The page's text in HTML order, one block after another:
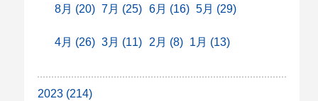
8月 (20) 7月 (25) 6月 (16) 5月 (29)
4月 (26) 3月 (11) 2月 (8) 1月 (13)
2023 (214)